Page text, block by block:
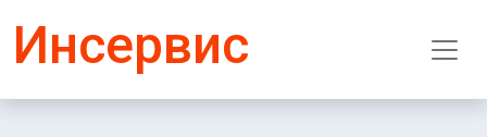
Инсервис